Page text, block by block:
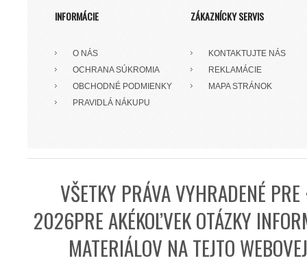
INFORMÁCIE
O NÁS
OCHRANA SÚKROMIA
OBCHODNÉ PODMIENKY
PRAVIDLÁ NÁKUPU
ZÁKAZNÍCKY SERVIS
KONTAKTUJTE NÁS
REKLAMÁCIE
MAPA STRÁNOK
VŠETKY PRÁVA VYHRADENÉ
2026PRE AKÉKOĽVEK OTÁZKY
MATERIÁLOV NA TEJTO